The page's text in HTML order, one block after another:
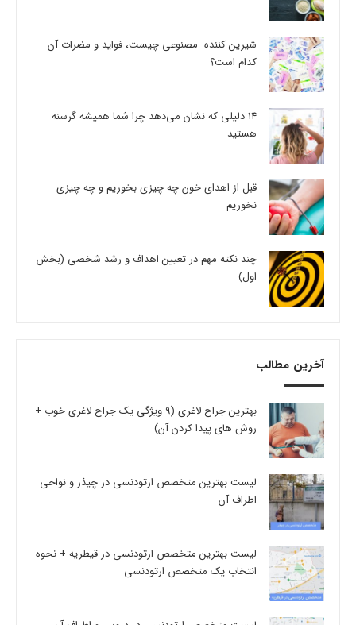
شیرین کننده مصنوعی چیست، فواید و مضرات آن
کدام است؟
14 دلیلی که نشان می‌دهد چرا شما همیشه گرسنه
هستید
قبل از اهدای خون چه چیزی بخوریم و چه چیزی
نخوریم
چند نکته مهم در تعیین اهداف و رشد شخصی (بخش
اول)
آخرین مطالب
بهترین جراح لاغری (9 ویژگی یک جراح لاغری خوب +
روش های پیدا کردن آن)
لیست بهترین متخصص ارتودنسی در چیذر و نواحی
اطراف آن
لیست بهترین متخصص ارتودنسی در قیطریه + نحوه
انتخاب یک متخصص ارتودنسی